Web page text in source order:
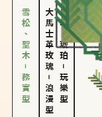
雪松、聖木－務實型 大馬士革玫瑰
－
浪漫型
皮革、琥珀
－
玩樂型